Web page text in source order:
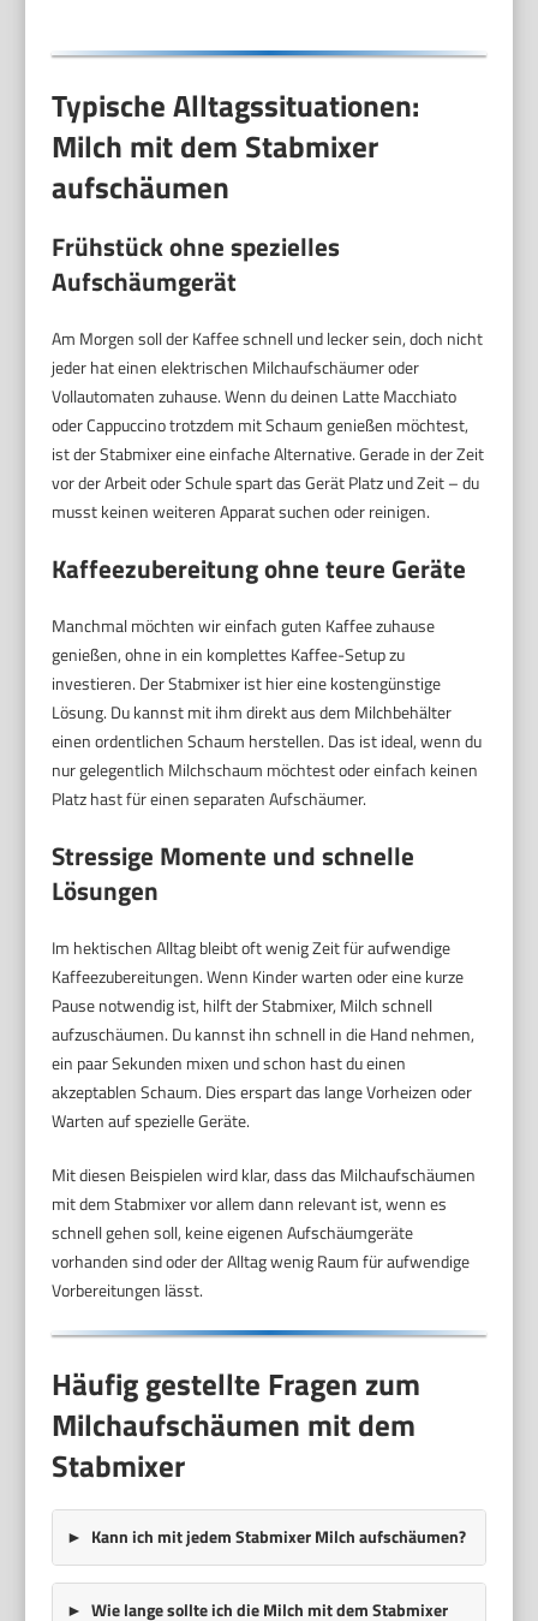
Typische Alltagssituationen:
Milch mit dem Stabmixer
aufschäumen
Frühstück ohne spezielles
Aufschäumgerät
Am Morgen soll der Kaffee schnell und lecker sein, doch nicht
jeder hat einen elektrischen Milchaufschäumer oder
Vollautomaten zuhause. Wenn du deinen Latte Macchiato
oder Cappuccino trotzdem mit Schaum genießen möchtest,
ist der Stabmixer eine einfache Alternative. Gerade in der Zeit
vor der Arbeit oder Schule spart das Gerät Platz und Zeit – du
musst keinen weiteren Apparat suchen oder reinigen.
Kaffeezubereitung ohne teure Geräte
Manchmal möchten wir einfach guten Kaffee zuhause
genießen, ohne in ein komplettes Kaffee-Setup zu
investieren. Der Stabmixer ist hier eine kostengünstige
Lösung. Du kannst mit ihm direkt aus dem Milchbehälter
einen ordentlichen Schaum herstellen. Das ist ideal, wenn du
nur gelegentlich Milchschaum möchtest oder einfach keinen
Platz hast für einen separaten Aufschäumer.
Stressige Momente und schnelle
Lösungen
Im hektischen Alltag bleibt oft wenig Zeit für aufwendige
Kaffeezubereitungen. Wenn Kinder warten oder eine kurze
Pause notwendig ist, hilft der Stabmixer, Milch schnell
aufzuschäumen. Du kannst ihn schnell in die Hand nehmen,
ein paar Sekunden mixen und schon hast du einen
akzeptablen Schaum. Dies erspart das lange Vorheizen oder
Warten auf spezielle Geräte.
Mit diesen Beispielen wird klar, dass das Milchaufschäumen
mit dem Stabmixer vor allem dann relevant ist, wenn es
schnell gehen soll, keine eigenen Aufschäumgeräte
vorhanden sind oder der Alltag wenig Raum für aufwendige
Vorbereitungen lässt.
Häufig gestellte Fragen zum
Milchaufschäumen mit dem
Stabmixer
Kann ich mit jedem Stabmixer Milch aufschäumen?
Wie lange sollte ich die Milch mit dem Stabmixer